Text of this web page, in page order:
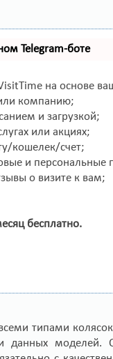
Telegram-боте
на основе
компанию;
и загрузкой;
или акциях;
кошелек/счет;
и персональные
о визите к вам;
бесплатно.
типами
данных